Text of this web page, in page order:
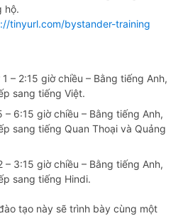
hộ.
tinyurl.com/bystander-training
– 2:15 giờ chiều – Bằng tiếng Anh,
sang tiếng Việt.
6:15 giờ chiều – Bằng tiếng Anh,
sang tiếng Quan Thoại và Quảng
3:15 giờ chiều – Bằng tiếng Anh,
sang tiếng Hindi.
tạo này sẽ trình bày cùng một